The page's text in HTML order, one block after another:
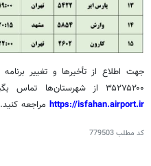
۳۵۲۷۵۲۰۰ از شهرستان‌ها تماس بگیرید یا به تارنمای فرودگاه به نشانی
https://isfahan.airport.ir مراجعه کنید.
کد مطلب779503